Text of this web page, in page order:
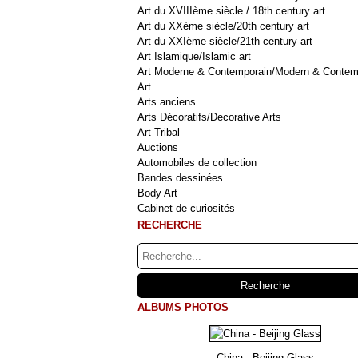
Art du XVIIIème siècle / 18th century art
Art du XXème siècle/20th century art
Art du XXIème siècle/21th century art
Art Islamique/Islamic art
Art Moderne & Contemporain/Modern &
Art
Arts anciens
Arts Décoratifs/Decorative Arts
Art Tribal
Auctions
Automobiles de collection
Bandes dessinées
Body Art
Cabinet de curiosités
RECHERCHE
ALBUMS PHOTOS